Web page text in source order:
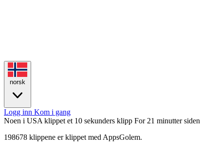
norsk
Logg inn Kom i gang
Noen i USA klippet et 10 sekunders klipp For 21 minutter siden
198678 klippene er klippet med AppsGolem.